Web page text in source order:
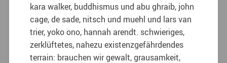
kara walker, buddhismus und abu ghraib, john
cage, de sade, nitsch und muehl und lars van
trier, yoko ono, hannah arendt. schwieriges,
zerklüftetes, nahezu existenzgefährdendes
terrain: brauchen wir gewalt, grausamkeit,